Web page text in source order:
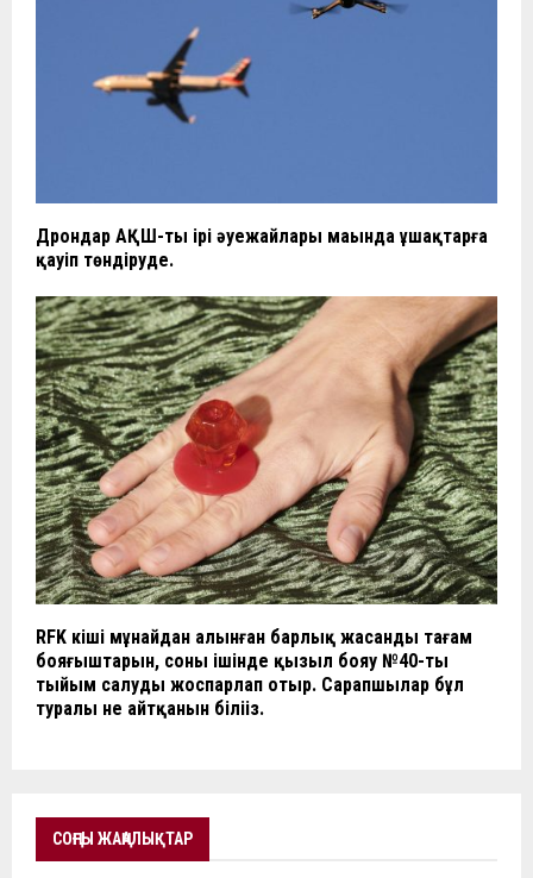
Дрондар АҚШ-тың ірі әуежайлары маңында ұшақтарға
қауіп төндіруде.
RFK кіші мұнайдан алынған барлық жасанды тағам
бояғыштарын, соның ішінде қызыл бояу №40-ты
тыйым салуды жоспарлап отыр. Сарапшылар бұл
туралы не айтқанын біліңіз.
СОҢҒЫ ЖАҢАЛЫҚТАР